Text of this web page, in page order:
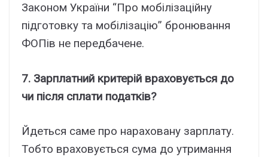
Законом України “Про мобілізаційну
підготовку та мобілізацію” бронювання
ФОПів не передбачене.
7. Зарплатний критерій враховується до
чи після сплати податків?
Йдеться саме про нараховану зарплату.
Тобто враховується сума до утримання